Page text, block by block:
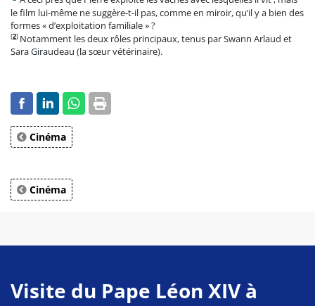
le film lui-même ne suggère-t-il pas, comme en miroir, qu’il y a bien des
formes « d’exploitation familiale » ?
[2] Notamment les deux rôles principaux, tenus par Swann Arlaud et
Sara Giraudeau (la sœur vétérinaire).
Cinéma
Cinéma
Visite du Pape Léon XIV à